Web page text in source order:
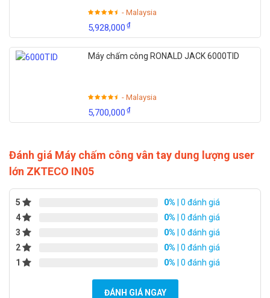
- Malaysia
5,928,000₫
Máy chấm công RONALD JACK 6000TID
- Malaysia
5,700,000₫
Đánh giá Máy chấm công vân tay dung lượng user
lớn ZKTECO IN05
5 0% | 0 đánh giá
4
0% | 0 đánh giá
3
0% | 0 đánh giá
2
0% | 0 đánh giá
1
0% | 0 đánh giá
ĐÁNH GIÁ NGAY